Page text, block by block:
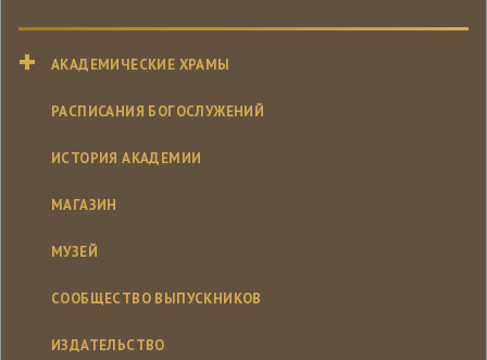
АКАДЕМИЧЕСКИЕ ХРАМЫ
РАСПИСАНИЯ БОГОСЛУЖЕНИЙ
ИСТОРИЯ АКАДЕМИИ
МАГАЗИН
МУЗЕЙ
СООБЩЕСТВО ВЫПУСКНИКОВ
ИЗДАТЕЛЬСТВО